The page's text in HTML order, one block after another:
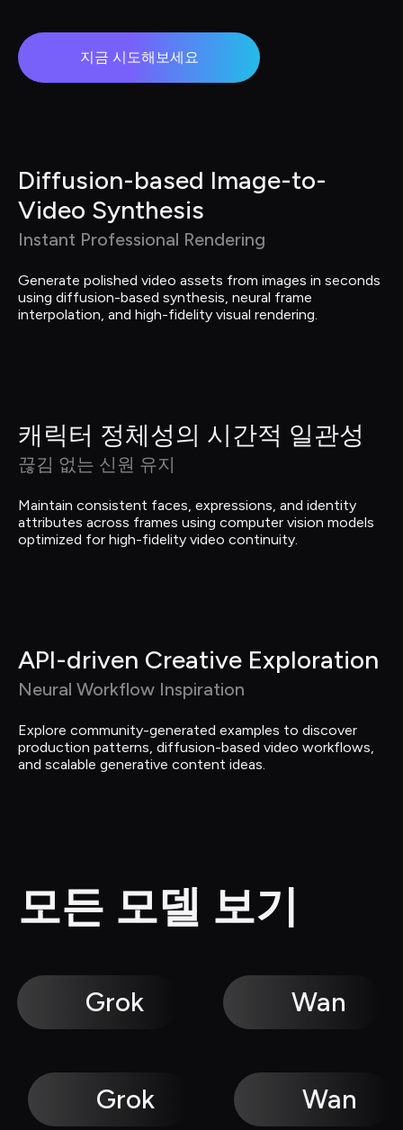
지금 시도해보세요
Diffusion-based Image-to-
Video Synthesis
Instant Professional Rendering
Generate polished video assets from images in seconds
using diffusion-based synthesis, neural frame
interpolation, and high-fidelity visual rendering.
캐릭터 정체성의 시간적 일관성
끊김 없는 신원 유지
Maintain consistent faces, expressions, and identity
attributes across frames using computer vision models
optimized for high-fidelity video continuity.
API-driven Creative Exploration
Neural Workflow Inspiration
Explore community-generated examples to discover
production patterns, diffusion-based video workflows,
and scalable generative content ideas.
모든 모델 보기
Grok Wan
Grok Wan